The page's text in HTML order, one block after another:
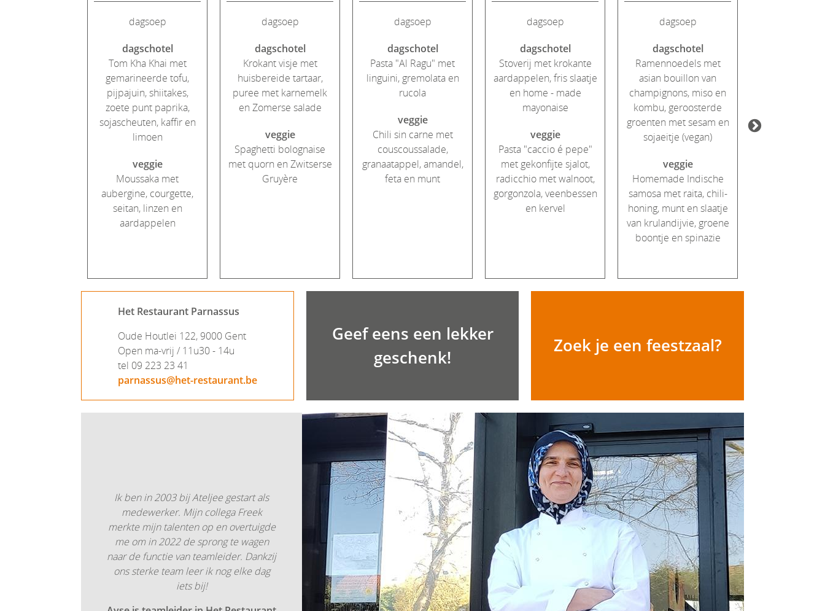
dagsoep
dagschotel
Tom Kha Khai met
gemarineerde tofu,
pijpajuin, shiitakes,
zoete punt paprika,
sojascheuten, kaffir en
limoen
veggie
Moussaka met
aubergine, courgette,
seitan, linzen en
aardappelen
dagsoep
dagschotel
Krokant visje met
huisbereide tartaar,
puree met karnemelk
en Zomerse salade
veggie
Spaghetti bolognaise
met quorn en Zwitserse
Gruyère
dagsoep
dagschotel
Pasta "Al Ragu" met
linguini, gremolata en
rucola
veggie
Chili sin carne met
couscoussalade,
granaatappel, amandel,
feta en munt
dagsoep
dagschotel
Stoverij met krokante
aardappelen, fris slaatje
en home - made
mayonaise
veggie
Pasta "caccio é pepe"
met gekonfijte sjalot,
radicchio met walnoot,
gorgonzola, veenbessen
en kervel
dagsoep
dagschotel
Ramennoedels met
asian bouillon van
champignons, miso en
kombu, geroosterde
groenten met sesam en
sojaeitje (vegan)
veggie
Homemade Indische
samosa met raita, chili-
honing, munt en slaatje
van krulandijvie, groene
boontje en spinazie
Het Restaurant Parnassus
Oude Houtlei 122, 9000 Gent
Open ma-vrij / 11u30 - 14u
tel 09 223 23 41
parnassus@het-restaurant.be
Geef eens een lekker
geschenk!
Zoek je een feestzaal?
Ik ben in 2003 bij Ateljee gestart als
medewerker. Mijn collega Freek
merkte mijn talenten op en overtuigde
me om in 2022 de sprong te wagen
naar de functie van teamleider. Dankzij
ons sterke team leer ik nog elke dag
iets bij!